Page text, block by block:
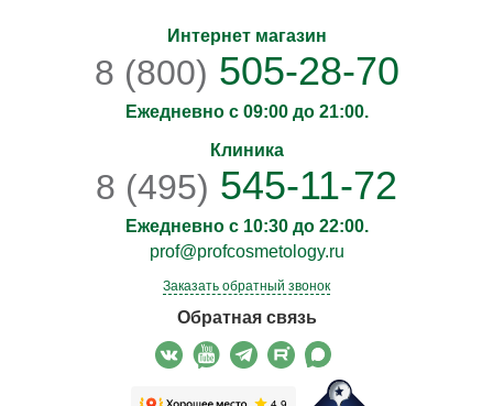
Интернет магазин
8 (800) 505-28-70
Ежедневно с 09:00 до 21:00.
Клиника
8 (495) 545-11-72
Ежедневно с 10:30 до 22:00.
prof@profcosmetology.ru
Заказать обратный звонок
Обратная связь